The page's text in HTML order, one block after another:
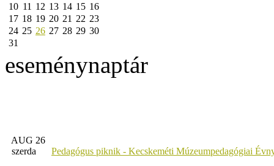
10 11 12 13 14 15 16
17 18 19 20 21 22 23
24 25 26 27 28 29 30
31
eseménynaptár
AUG 26
szerda
Pedagógus piknik - Kecskeméti Múzeumpedagógiai